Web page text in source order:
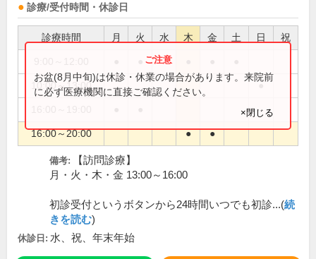
診療/受付時間・休診日
診療時間 月 火 水 木 金 土 日 祝
10:00～13:00 ●
16:00～20:00 ● ●
お盆(8月中旬)は休診・休業の場合があります。来院前
に必ず医療機関に直接ご確認ください。
×閉じる
備考:
【訪問診療】
月・火・木・金 13:00～16:00
初診受付というボタンから24時間いつでも初診...(続
きを読む)
休診日: 水、祝、年末年始